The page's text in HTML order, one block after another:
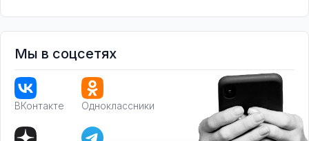
Мы в соцсетях
ВКонтакте Одноклассники